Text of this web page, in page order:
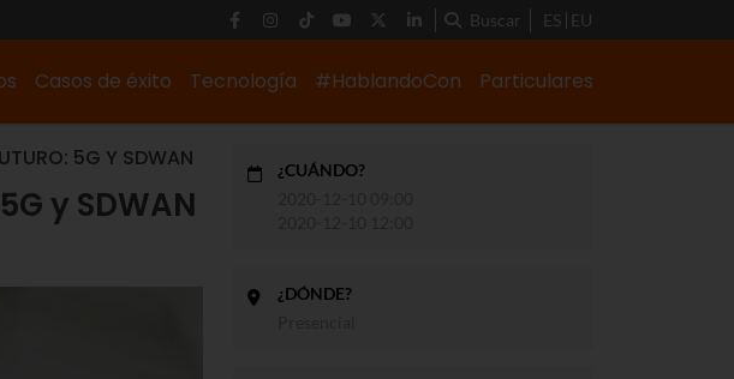
Buscar ES EU
Casos de éxito Tecnología #HablandoCon Particulares
5G Y SDWAN
y SDWAN
¿CUÁNDO?
¿DÓNDE?